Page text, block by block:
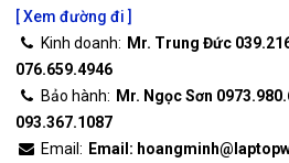
[ Xem đường đi ]
Kinh doanh: Mr. Trung Đức
076.659.4946
Bảo hành: Mr. Ngọc Sơn
093.367.1087
Email: Email: